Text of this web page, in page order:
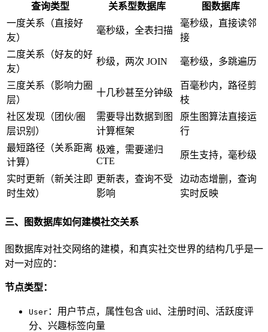
查询类型 关系型数据库
图数据库
一度关系（直接好
友）
毫秒级，全表扫描
毫秒级，直接读邻
接
二度关系（好友的好
友）
秒级，两次 JOIN 毫秒级，多跳遍历
三度关系（影响力圈
层）
十几秒甚至分钟级
百毫秒内，路径剪
枝
社区发现（团伙/圈
层识别）
需要导出数据到图
计算框架
原生图算法直接运
行
最短路径（关系距离
计算）
极难，需要递归
CTE
原生支持，毫秒级
实时更新（新关注即
时生效）
更新表，查询不受
影响
边动态增删，查询
实时反映
三、图数据库如何建模社交关系
图数据库对社交网络的建模，和真实社交世界的结构几乎是一
对一对应的：
节点类型：
User ：用户节点，属性包含 uid、注册时间、活跃度评
分、兴趣标签向量